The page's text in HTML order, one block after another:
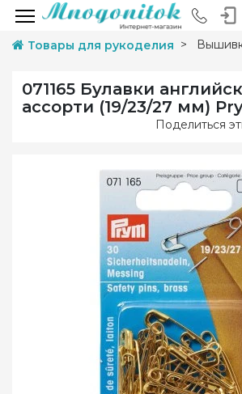
Товары для рукоделия
071165 Булавки
ассорти (19/23/27 мм)
Поделиться